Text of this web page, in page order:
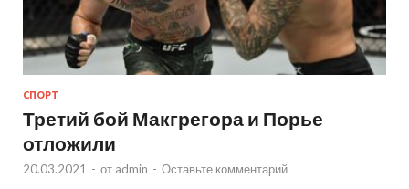
СПОРТ
Третий бой Макгрегора и Порье
отложили
20.03.2021 - от admin - Оставьте комментарий